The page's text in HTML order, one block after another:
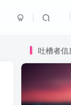
吐槽者信